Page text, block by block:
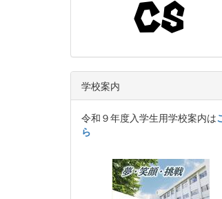
学校案内
令和９年度入学生用学校案内は
ら